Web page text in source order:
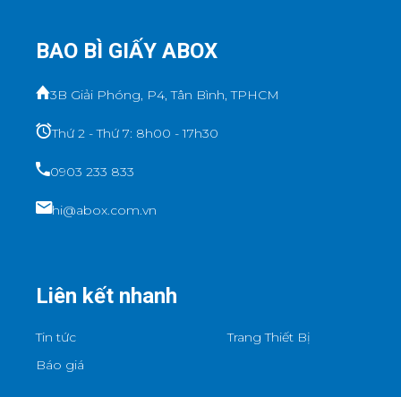
BAO BÌ GIẤY ABOX
3B Giải Phóng, P4, Tân Bình, TPHCM
Thứ 2 - Thứ 7: 8h00 - 17h30
0903 233 833
hi@abox.com.vn
Liên kết nhanh
Tin tức
Trang Thiết Bị
Báo giá